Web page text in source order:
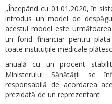
„Începând cu 01.01.2020, în
introdus un model de
acestui model este
un fond financiar pentru
toate instituțiile medicale
anuală cu un procent
Ministerului Sănătății se
responsabilă de acordarea
prezidată de un reprezentant